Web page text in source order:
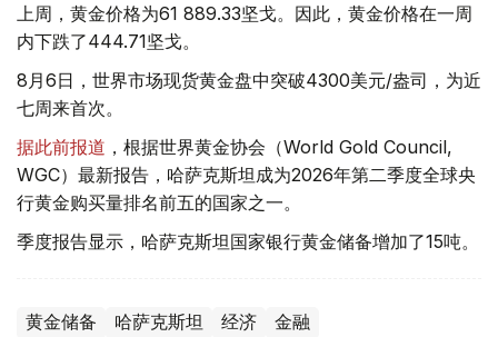
上周，黄金价格为61 889.33坚戈。因此，黄金价格在一周
内下跌了444.71坚戈。
8月6日，世界市场现货黄金盘中突破4300美元/盎司，为近
七周来首次。
据此前报道 ，根据世界黄金协会（World Gold Council,
WGC）最新报告，哈萨克斯坦成为2026年第二季度全球央
行黄金购买量排名前五的国家之一。
季度报告显示，哈萨克斯坦国家银行黄金储备增加了15吨。
黄金储备 哈萨克斯坦 经济 金融